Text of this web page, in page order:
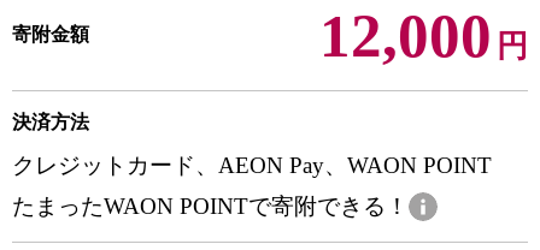
寄附金額 12,000 円
決済方法
クレジットカード、AEON Pay、WAON POINT
たまったWAON POINTで寄附できる！